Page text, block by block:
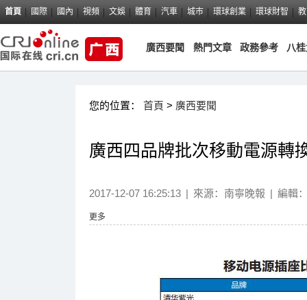
首頁 國際 國內 視頻 文娛 體育 汽車 城市 環球創業 環球財智
廣西要聞 熱門文章 政務參考 八
您的位置： 首頁 > 廣西要聞
廣西四品牌批次移動電源轉
2017-12-07 16:25:13 | 來源： 南寧晚報 | 編輯
更多